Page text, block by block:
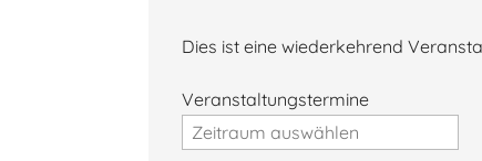
Dies ist eine wiederkehrend
Veranstaltungstermine